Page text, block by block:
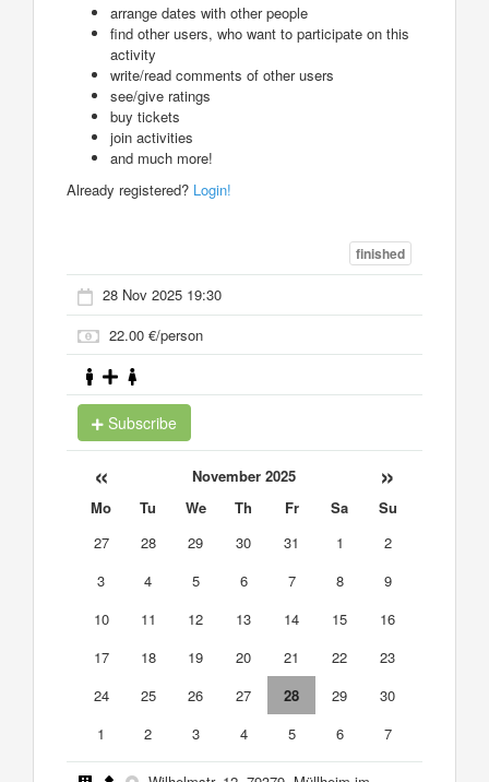
arrange dates with other people
find other users, who want to participate on this
activity
write/read comments of other users
see/give ratings
buy tickets
join activities
and much more!
Already registered? Login!
finished
28 Nov 2025 19:30
22.00 €/person
Subscribe
« November 2025 »
Mo Tu We Th Fr Sa
Su
27
28 29 30 31 1
2
3
4 5 6 7 8
9
10
11 12 13 14 15
16
17
18 19 20 21 22
23
24
25 26 27 28 29
30
1
2 3 4 5 6 7